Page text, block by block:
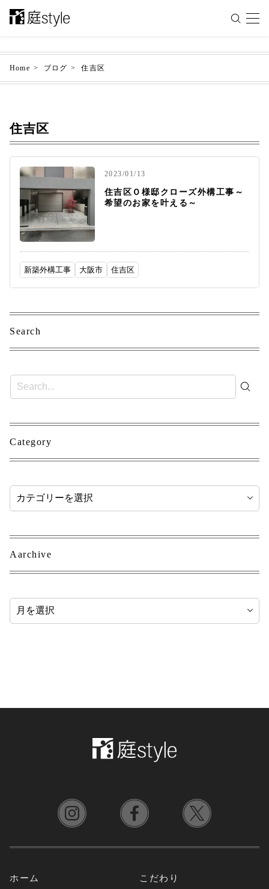
Home ブログ 住吉区
住吉区
2023/01/13
住吉区Ｏ様邸クローズ外構工事～
希望のお家を叶える～
新築外構工事 大阪市 住吉区
Search
Category
Aarchive
ホーム こだわり